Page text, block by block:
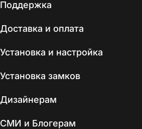
Поддержка
Доставка и оплата
Установка и настройка
Установка замков
Дизайнерам
СМИ и Блогерам